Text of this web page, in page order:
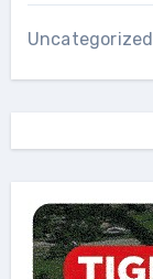
Uncategorized